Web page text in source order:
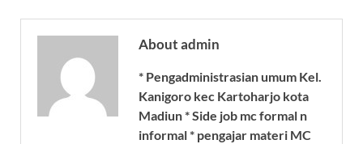
About admin
* Pengadministrasian umum Kel.
Kanigoro kec Kartoharjo kota
Madiun * Side job mc formal n
informal * pengajar materi MC